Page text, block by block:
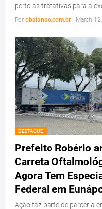
perto as tratativas para a
Por obaianao.com.br - March
DESTAQUE
Prefeito Robério
Carreta
Agora Tem
Federal em
Ação faz parte de parceria